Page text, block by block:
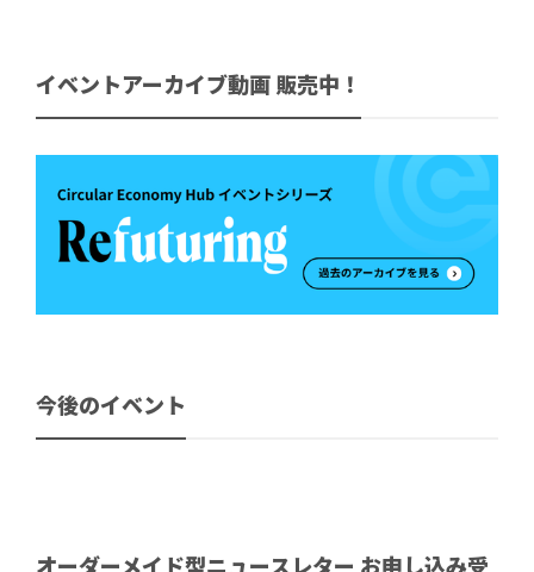
イベントアーカイブ動画 販売中！
今後のイベント
オーダーメイド型ニュースレター お申し込み受